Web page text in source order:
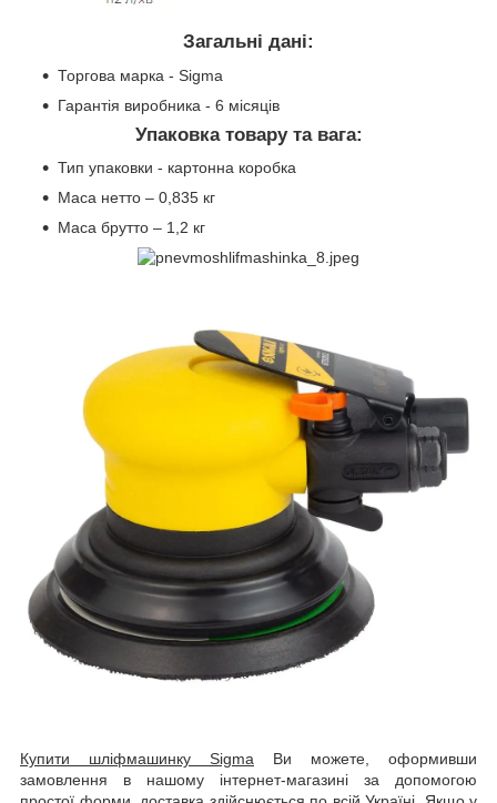
Загальні дані:
Торгова марка - Sigma
Гарантія виробника - 6 місяців
Упаковка товару та вага:
Тип упаковки - картонна коробка
Маса нетто – 0,835 кг
Маса брутто – 1,2 кг
Купити шліфмашинку Sigma Ви можете, оформивши
замовлення в нашому інтернет-магазині за допомогою